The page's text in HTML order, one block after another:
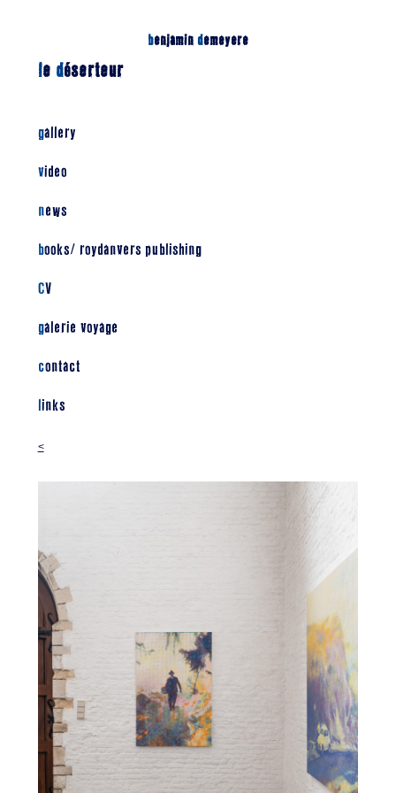
benjamin demeyere
le déserteur
gallery
video
news
books/ roydanvers publishing
CV
galerie voyage
contact
links
<